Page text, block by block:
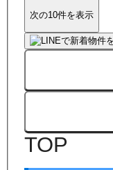
次の10件を表示
TOP